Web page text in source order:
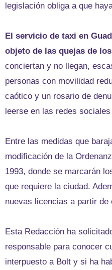
legislación obliga a que
El servicio de taxi en
objeto de las quejas de
conciertan y no llegan,
personas con movilidad
caótico y un rosario de
leerse en las redes
Entre las medidas que
modificación de la
1993, donde se marcarán
que requiere la ciudad.
nuevas licencias a partir de
Esta Redacción ha
responsable para conocer
interpuesto a Bolt y si ha